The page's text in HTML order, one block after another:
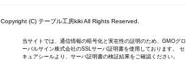
Copyright (C) テーブル工房kiki All Rights Reserved.
当サイトでは、通信情報の暗号化と実在性の証明のため、GMOグロ
ーバルサイン株式会社のSSLサーバ証明書を使用しております。 セ
キュアシールより、サーバ証明書の検証結果をご確認ください。